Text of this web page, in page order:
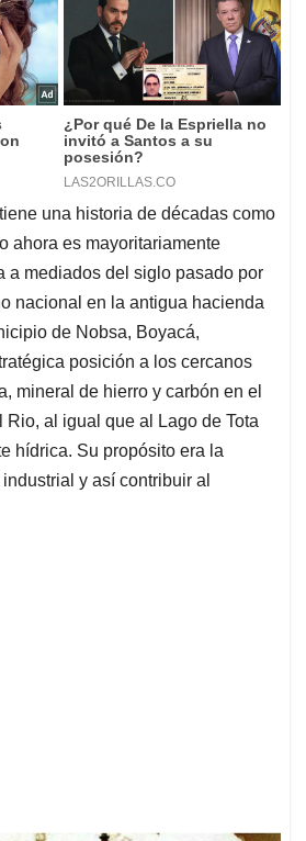
una historia de décadas como
ahora es mayoritariamente
a mediados del siglo pasado por
nacional en la antigua hacienda
de Nobsa, Boyacá,
posición a los cercanos
mineral de hierro y carbón en el
al igual que al Lago de Tota
hídrica. Su propósito era la
y así contribuir al